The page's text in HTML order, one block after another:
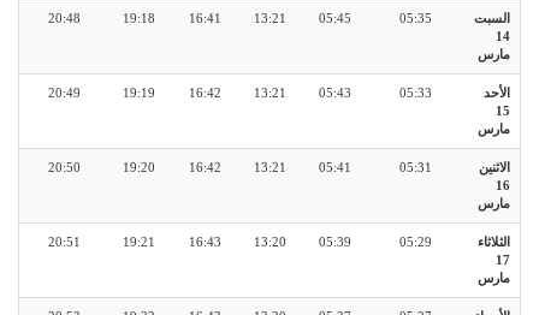
السبت
14
مارس
05:35
05:45
13:21
16:41
19:18
20:48
الأحد
15
مارس
05:33
05:43
13:21
16:42
19:19
20:49
الاثنين
16
مارس
05:31
05:41
13:21
16:42
19:20
20:50
الثلاثاء
17
مارس
05:29
05:39
13:20
16:43
19:21
20:51